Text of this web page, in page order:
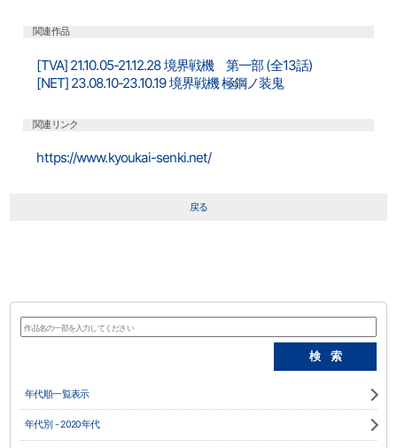
関連作品
[TVA] 21.10.05-21.12.28 境界戦機 第一部 (全13話)
[NET] 23.08.10-23.10.19 境界戦機 極鋼ノ装鬼
関連リンク
https://www.kyoukai-senki.net/
戻る
年代順一覧表示
年代別 - 2020年代